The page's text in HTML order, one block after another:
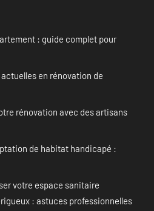
: guide complet pour
en rénovation de
rénovation avec des artisans
de habitat handicapé :
votre espace sanitaire
: astuces professionnelles